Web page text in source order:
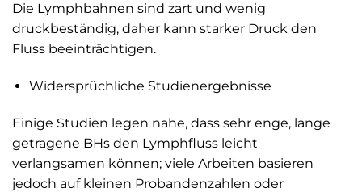
Die Lymphbahnen sind zart und wenig
druckbeständig, daher kann starker Druck den
Fluss beeinträchtigen.
Widersprüchliche Studienergebnisse
Einige Studien legen nahe, dass sehr enge, lange
getragene BHs den Lymphfluss leicht
verlangsamen können; viele Arbeiten basieren
jedoch auf kleinen Probandenzahlen oder